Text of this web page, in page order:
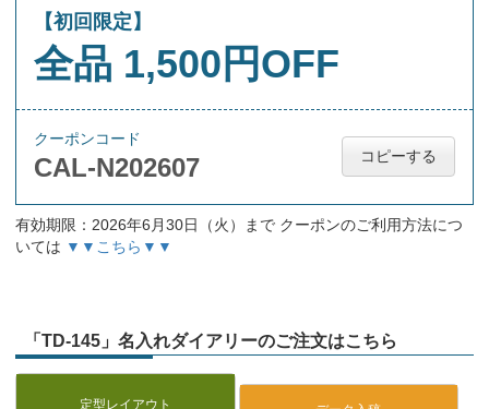
【初回限定】
全品 1,500円OFF
クーポンコード
CAL-N202607 コピーする
有効期限：2026年6月30日（火）まで クーポンのご利用方法につ
いては ▼▼こちら▼▼
「TD-145」名入れダイアリーのご注文はこちら